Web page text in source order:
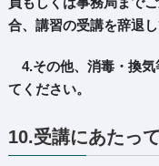
合、講習の受講を辞退し
4.その他、消毒・換気
てください。
10.受講にあたっ